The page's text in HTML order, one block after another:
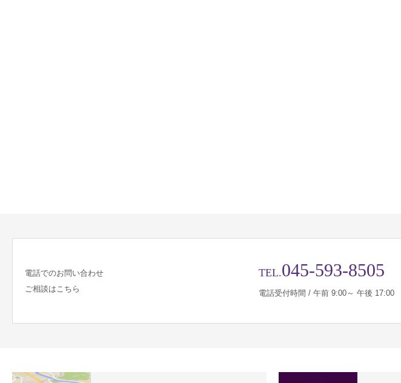
電話でのお問い合わせ
ご相談はこちら
TEL.045-593-8505
電話受付時間 / 午前 9:00～ 午後 17:00